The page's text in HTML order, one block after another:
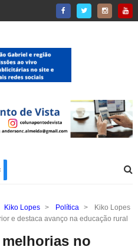
Kiko Lopes > Política >
Kiko Lopes
e destaca avanço na educação rural
no